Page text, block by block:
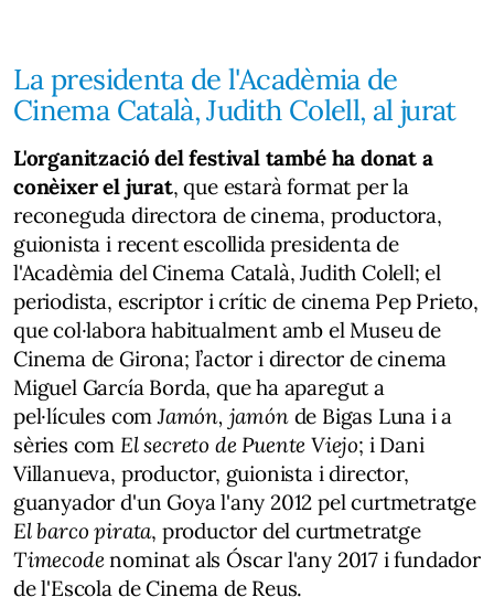
La presidenta de l'Acadèmia de
Cinema Català, Judith Colell, al jurat
L'organització del festival també ha donat a
conèixer el jurat, que estarà format per la
reconeguda directora de cinema, productora,
guionista i recent escollida presidenta de
l'Acadèmia del Cinema Català, Judith Colell; el
periodista, escriptor i crític de cinema Pep Prieto,
que col·labora habitualment amb el Museu de
Cinema de Girona; l’actor i director de cinema
Miguel García Borda, que ha aparegut a
pel·lícules comJamón, jamónde Bigas Luna i a
sèries com El secreto de Puente Viejo; i Dani
Villanueva, productor, guionista i director,
guanyador d'un Goya l'any 2012 pel curtmetratge
El barco pirata, productor del curtmetratge
Timecodenominat als Óscar l'any 2017 i fundador
de l'Escola de Cinema de Reus.